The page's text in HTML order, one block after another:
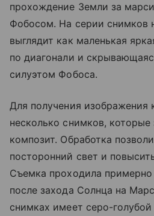
прохождение Земли за
Фобосом. На серии снимков
выглядит как маленькая
по диагонали и
силуэтом Фобоса.
Для получения изображения
несколько снимков,
композит. Обработка
посторонний свет и
Съемка проходила
после захода Солнца на
снимках имеет серо-голубой